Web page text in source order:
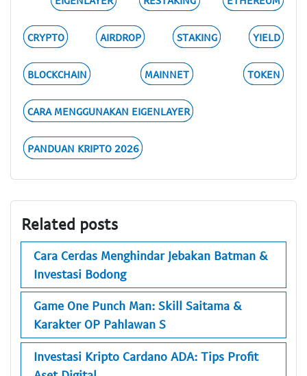
CRYPTO AIRDROP STAKING YIELD
BLOCKCHAIN MAINNET TOKEN
CARA MENGGUNAKAN EIGENLAYER
PANDUAN KRIPTO 2026
Related posts
Cara Cerdas Menghindar Jebakan Batman &
Investasi Bodong
Game One Punch Man: Skill Saitama &
Karakter OP Pahlawan S
Investasi Kripto Cardano ADA: Tips Profit